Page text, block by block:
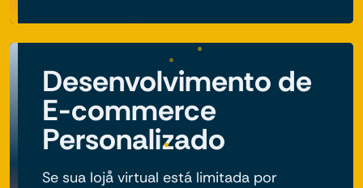
Desenvolvimento de
E-commerce
Personalizado
Se sua loja virtual está limitada por